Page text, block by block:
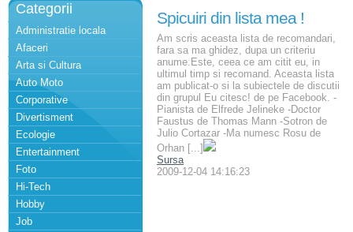
Categorii
Administratie locala
Afaceri
Arta si Cultura
Auto Moto
Corporative
Divertisment
Ecologie
Entertainment
Foto
Hi-Tech
Hobby
Job
Spicuiri din lista mea !
Am scris aceasta lista de recomandari,
fara sa ma ghidez, dupa un criteriu
anume.Este, ceea ce am citit eu, in
ultimul timp si recomand. Aceasta lista
am publicat-o si la subiectele de discutii
din grupul Eu citesc! de pe Facebook. -
Pianista de Elfrede Jelineke -Doctor
Faustus de Thomas Mann -Sotron de
Julio Cortazar -Ma numesc Rosu de
Orhan [...]
Sursa
2009-12-04 14:16:23